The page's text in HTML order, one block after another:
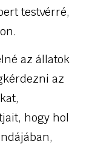
testvérré,
az állatok
az
hogy hol